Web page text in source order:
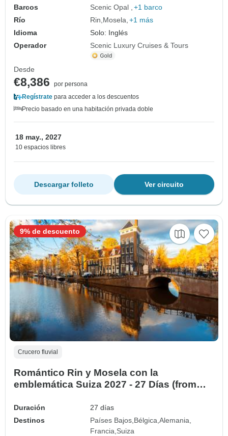
Barcos
Scenic Opal
+1 barco
Río
Rin Mosela +1 más
Idioma
Solo: Inglés
Operador
Scenic Luxury Cruises & Tours
Desde
€8,386
por persona
Regístrate para acceder a los descuentos
Precio basado en una habitación privada doble
18 may., 2027
10 espacios libres
Ver circuito
Descargar folleto
Crucero fluvial
Romántico Rin y Mosela con la
emblemática Suiza 2027 - 27 Días (from
Duración
27 días
Destinos
Países Bajos Bélgica Alemania
Francia Suiza
9% de descuento